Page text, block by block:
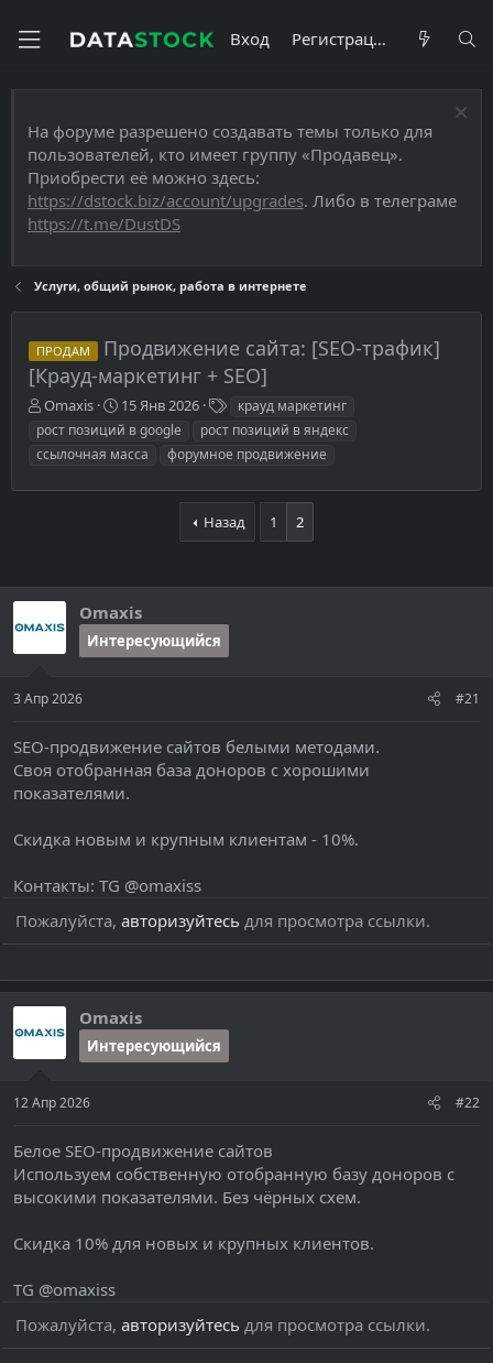
Вход Регистрация
На форуме разрешено создавать темы только для
пользователей, кто имеет группу «Продавец».
Приобрести её можно здесь:
https://dstock.biz/account/upgrades. Либо в телеграме
https://t.me/DustDS
Услуги, общий рынок, работа в интернете
ПРОДАМ
Продвижение сайта: [SEO-трафик]
[Крауд-маркетинг + SEO]
А
в
о
Omaxis
Д
а
а
а
15 Янв 2026
е
и
крауд маркетинг
рост позиций в google
рост позиций в яндекс
ссылочная масса
форумное продвижение
Назад 1 2
Omaxis
Интересующийся
3 Апр 2026 #21
SEO-продвижение сайтов белыми методами.
Своя отобранная база доноров с хорошими
показателями.
Скидка новым и крупным клиентам - 10%.
Контакты: TG @omaxiss
Пожалуйста, авторизуйтесь для просмотра ссылки.
Omaxis
Интересующийся
12 Апр 2026 #22
Белое SEO-продвижение сайтов
Используем собственную отобранную базу доноров с
высокими показателями. Без чёрных схем.
Скидка 10% для новых и крупных клиентов.
TG @omaxiss
Пожалуйста, авторизуйтесь для просмотра ссылки.